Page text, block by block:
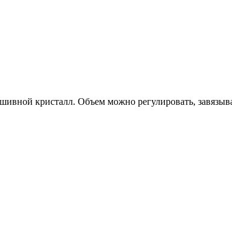
кристалл. Объем можно регулировать,